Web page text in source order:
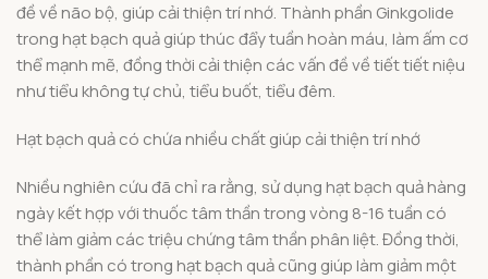
đề về não bộ, giúp cải thiện trí nhớ. Thành phần Ginkgolide
trong hạt bạch quả giúp thúc đẩy tuần hoàn máu, làm ấm cơ
thể mạnh mẽ, đồng thời cải thiện các vấn đề về tiết tiết niệu
như tiểu không tự chủ, tiểu buốt, tiểu đêm.
Hạt bạch quả có chứa nhiều chất giúp cải thiện trí nhớ
Nhiều nghiên cứu đã chỉ ra rằng, sử dụng hạt bạch quả hàng
ngày kết hợp với thuốc tâm thần trong vòng 8-16 tuần có
thể làm giảm các triệu chứng tâm thần phân liệt. Đồng thời,
thành phần có trong hạt bạch quả cũng giúp làm giảm một